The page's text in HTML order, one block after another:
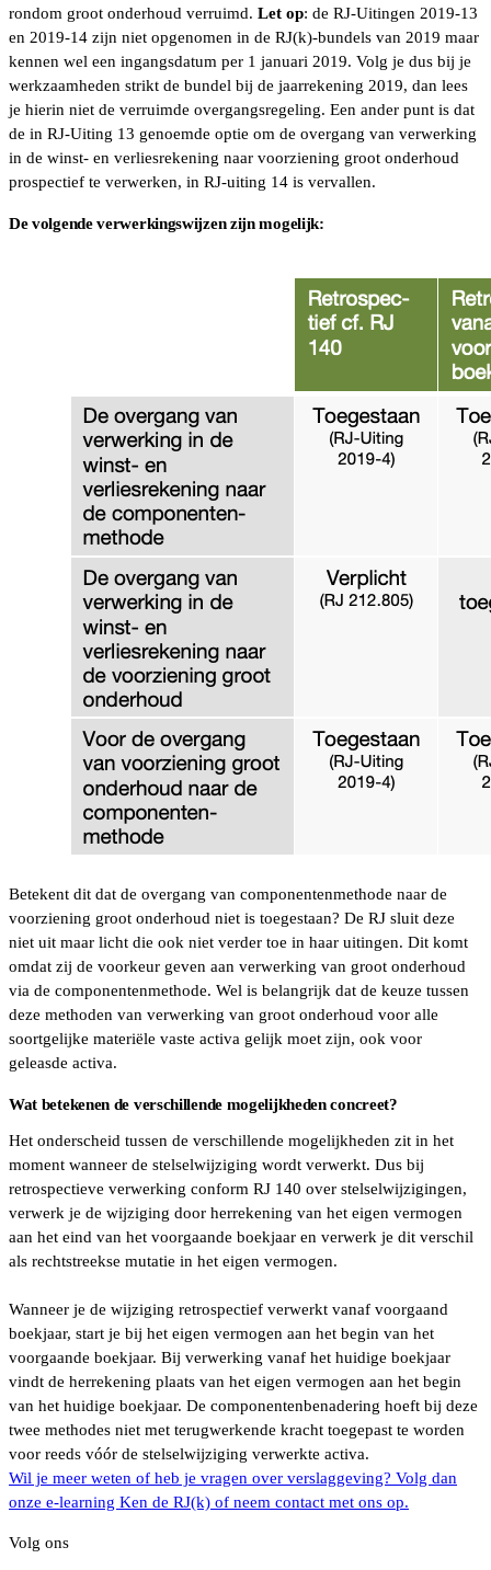
rondom groot onderhoud verruimd. Let op: de RJ-Uitingen 2019-13
en 2019-14 zijn niet opgenomen in de RJ(k)-bundels van 2019 maar
kennen wel een ingangsdatum per 1 januari 2019. Volg je dus bij je
werkzaamheden strikt de bundel bij de jaarrekening 2019, dan lees
je hierin niet de verruimde overgangsregeling. Een ander punt is dat
de in RJ-Uiting 13 genoemde optie om de overgang van verwerking
in de winst- en verliesrekening naar voorziening groot onderhoud
prospectief te verwerken, in RJ-uiting 14 is vervallen.
De volgende verwerkingswijzen zijn mogelijk:
Betekent dit dat de overgang van componentenmethode naar de
voorziening groot onderhoud niet is toegestaan? De RJ sluit deze
niet uit maar licht die ook niet verder toe in haar uitingen. Dit komt
omdat zij de voorkeur geven aan verwerking van groot onderhoud
via de componentenmethode. Wel is belangrijk dat de keuze tussen
deze methoden van verwerking van groot onderhoud voor alle
soortgelijke materiële vaste activa gelijk moet zijn, ook voor
geleasde activa.
Wat betekenen de verschillende mogelijkheden concreet?
Het onderscheid tussen de verschillende mogelijkheden zit in het
moment wanneer de stelselwijziging wordt verwerkt. Dus bij
retrospectieve verwerking conform RJ 140 over stelselwijzigingen,
verwerk je de wijziging door herrekening van het eigen vermogen
aan het eind van het voorgaande boekjaar en verwerk je dit verschil
als rechtstreekse mutatie in het eigen vermogen.
Wanneer je de wijziging retrospectief verwerkt vanaf voorgaand
boekjaar, start je bij het eigen vermogen aan het begin van het
voorgaande boekjaar. Bij verwerking vanaf het huidige boekjaar
vindt de herrekening plaats van het eigen vermogen aan het begin
van het huidige boekjaar. De componentenbenadering hoeft bij deze
twee methodes niet met terugwerkende kracht toegepast te worden
voor reeds vóór de stelselwijziging verwerkte activa.
Wil je meer weten of heb je vragen over verslaggeving? Volg dan
onze e-learning Ken de RJ(k) of neem contact met ons op.
Volg ons